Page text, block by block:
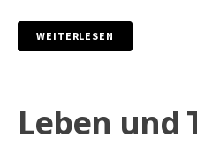
WEITERLESEN
Leben und